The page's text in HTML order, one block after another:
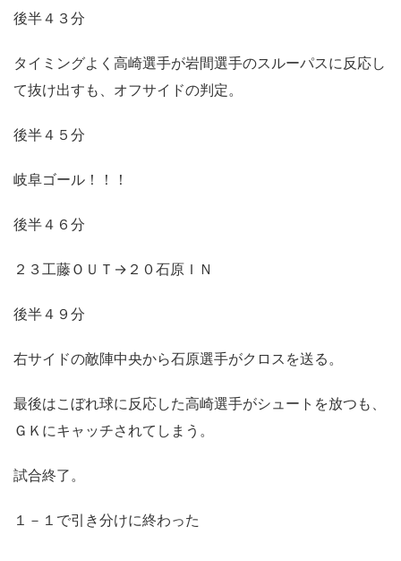
後半４３分
タイミングよく高崎選手が岩間選手のスルーパスに反応し
て抜け出すも、オフサイドの判定。
後半４５分
岐阜ゴール！！！
後半４６分
２３工藤ＯＵＴ→２０石原ＩＮ
後半４９分
右サイドの敵陣中央から石原選手がクロスを送る。
最後はこぼれ球に反応した高崎選手がシュートを放つも、
ＧＫにキャッチされてしまう。
試合終了。
１－１で引き分けに終わった